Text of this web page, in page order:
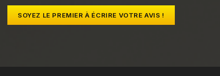
SOYEZ LE PREMIER À ÉCRIRE VOTRE AVIS !